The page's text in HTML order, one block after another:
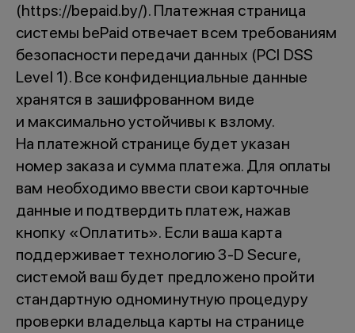
(https://bepaid.by/). Платежная страница
системы bePaid отвечает всем требованиям
безопасности передачи данных (PCI DSS
Level 1). Все конфиденциальные данные
хранятся в зашифрованном виде
и максимально устойчивы к взлому.
На платежной странице будет указан
номер заказа и сумма платежа. Для оплаты
вам необходимо ввести свои карточные
данные и подтвердить платеж, нажав
кнопку «Оплатить». Если ваша карта
поддерживает технологию 3-D Secure,
системой ваш будет предложено пройти
стандартную одноминутную процедуру
проверки владельца карты на странице